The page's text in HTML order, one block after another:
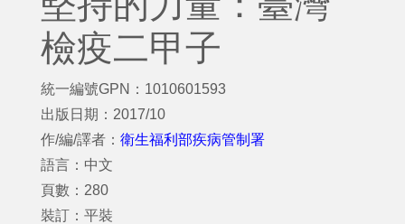
檢疫二甲子
統一編號GPN：1010601593
出版日期：2017/10
作/編/譯者： 衛生福利部疾病管制署
語言：中文
頁數：280
裝訂：平裝